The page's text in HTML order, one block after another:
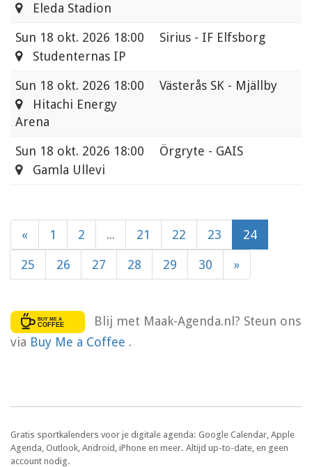
Eleda Stadion
Sun 18 okt. 2026 18:00
Sirius - IF Elfsborg
Studenternas IP
Sun 18 okt. 2026 18:00
Västerås SK - Mjällby
Hitachi Energy
Arena
Sun 18 okt. 2026 18:00
Örgryte - GAIS
Gamla Ullevi
« 1 2 ... 21 22 23 24
25 26 27 28 29 30 »
Blij met Maak-Agenda.nl? Steun ons
via Buy Me a Coffee .
Gratis sportkalenders voor je digitale agenda: Google Calendar, Apple
Agenda, Outlook, Android, iPhone en meer. Altijd up-to-date, en geen
account nodig.